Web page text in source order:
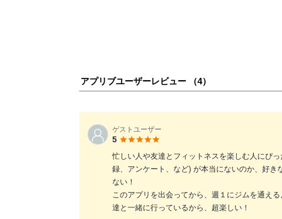
アプリブユーザーレビュー （4）
ゲストユーザー
5
忙しい人や友達とフィットネスを楽しむ人にぴ
録、アンケート、など) が本当にないのか、好
ない！
このアプリを出会ってから、週１にジムを通え
達と一緒に行っているから、超楽しい！